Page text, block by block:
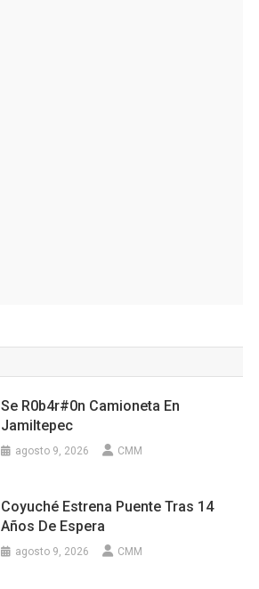
Se R0b4r#0n Camioneta En
Jamiltepec
agosto 9, 2026 CMM
Coyuché Estrena Puente Tras 14
Años De Espera
agosto 9, 2026 CMM